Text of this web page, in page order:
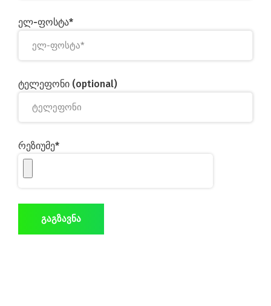
ელ-ფოსტა*
ტელეფონი (optional)
რეზიუმე*
გაგზავნა